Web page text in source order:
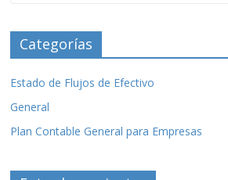
Categorías
Estado de Flujos de Efectivo
General
Plan Contable General para Empresas